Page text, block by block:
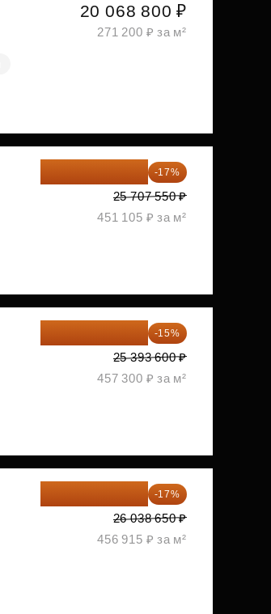
20 068 800 ₽
271 200 ₽ за м²
-17%
25 707 550 ₽
451 105 ₽ за м²
-15%
25 393 600 ₽
457 300 ₽ за м²
-17%
26 038 650 ₽
456 915 ₽ за м²